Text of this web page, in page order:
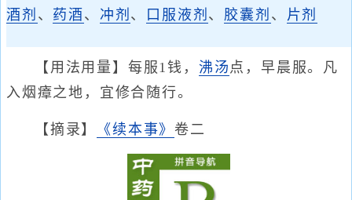
酒剂 、 药酒 、 冲剂 、 口服液剂 、 胶囊剂 、 片剂
【用法用量】每服1钱， 沸汤 点，早晨服。凡
入烟瘴之地，宜修合随行。
【摘录】 《续本事》卷二